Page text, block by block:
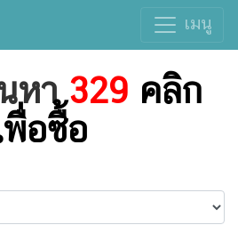
เมนู
หา329 คลิก
พื่อซื้อ